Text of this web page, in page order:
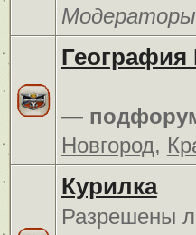
География
—
Новгород,
Курилка
Разрешены